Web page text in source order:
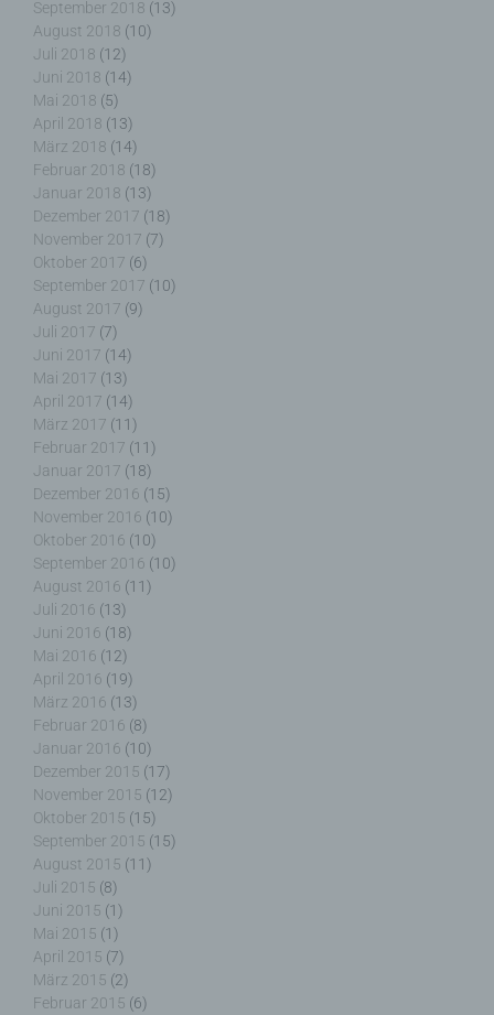
September 2018 (13)
August 2018 (10)
Juli 2018 (12)
Juni 2018 (14)
Mai 2018 (5)
April 2018 (13)
März 2018 (14)
Februar 2018 (18)
Januar 2018 (13)
Dezember 2017 (18)
November 2017 (7)
Oktober 2017 (6)
September 2017 (10)
August 2017 (9)
Juli 2017 (7)
Juni 2017 (14)
Mai 2017 (13)
April 2017 (14)
März 2017 (11)
Februar 2017 (11)
Januar 2017 (18)
Dezember 2016 (15)
November 2016 (10)
Oktober 2016 (10)
September 2016 (10)
August 2016 (11)
Juli 2016 (13)
Juni 2016 (18)
Mai 2016 (12)
April 2016 (19)
März 2016 (13)
Februar 2016 (8)
Januar 2016 (10)
Dezember 2015 (17)
November 2015 (12)
Oktober 2015 (15)
September 2015 (15)
August 2015 (11)
Juli 2015 (8)
Juni 2015 (1)
Mai 2015 (1)
April 2015 (7)
März 2015 (2)
Februar 2015 (6)
g) Verantwortlicher oder für die Verarbeitung
Verantwortlicher
Verantwortlicher oder für die Verarbeitung
Verantwortlicher ist die natürliche oder juristische
Person, Behörde, Einrichtung oder andere Stelle,
die allein oder gemeinsam mit anderen über die
Zwecke und Mittel der Verarbeitung von
personenbezogenen Daten entscheidet. Sind die
Zwecke und Mittel dieser Verarbeitung durch das
Unionsrecht oder das Recht der Mitgliedstaaten
vorgegeben, so kann der Verantwortliche
beziehungsweise können die bestimmten Kriterien
seiner Benennung nach dem Unionsrecht oder
dem Recht der Mitgliedstaaten vorgesehen
werden.
h) Auftragsverarbeiter
Auftragsverarbeiter ist eine natürliche oder
juristische Person, Behörde, Einrichtung oder
andere Stelle, die personenbezogene Daten im
Auftrag des Verantwortlichen verarbeitet.
i) Empfänger
Empfänger ist eine natürliche oder juristische
Person, Behörde, Einrichtung oder andere Stelle,
der personenbezogene Daten offengelegt werden,
unabhängig davon, ob es sich bei ihr um einen
Dritten handelt oder nicht. Behörden, die im
Rahmen eines bestimmten Untersuchungsauftrags
nach dem Unionsrecht oder dem Recht der
Mitgliedstaaten möglicherweise
personenbezogene Daten erhalten, gelten jedoch
nicht als Empfänger.